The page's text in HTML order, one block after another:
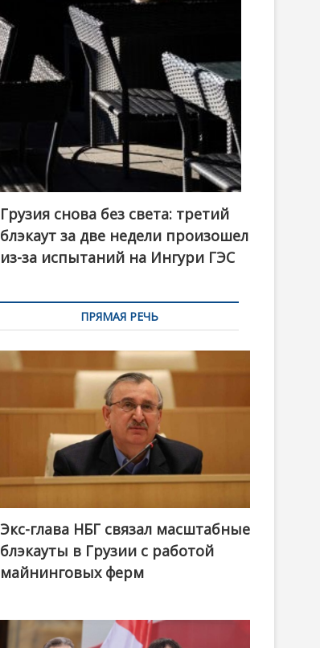
Грузия снова без света: третий
блэкаут за две недели произошел
из-за испытаний на Ингури ГЭС
ПРЯМАЯ РЕЧЬ
Экс-глава НБГ связал масштабные
блэкауты в Грузии с работой
майнинговых ферм